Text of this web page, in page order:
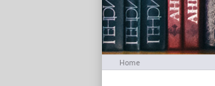
Home